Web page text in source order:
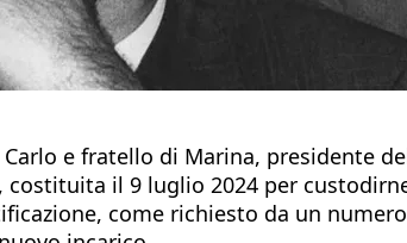
e fratello di Marina, presidente
costituita il 9 luglio 2024 per
come richiesto da un